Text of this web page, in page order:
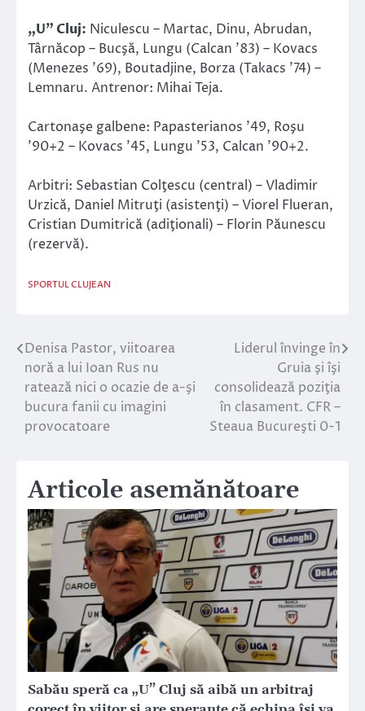
„U” Cluj: Niculescu – Martac, Dinu, Abrudan,
Târnăcop – Bucşă, Lungu (Calcan ’83) – Kovacs
(Menezes ’69), Boutadjine, Borza (Takacs ’74) –
Lemnaru. Antrenor: Mihai Teja.
Cartonaşe galbene: Papasterianos ’49, Roşu
’90+2 – Kovacs ’45, Lungu ’53, Calcan ’90+2.
Arbitri: Sebastian Colţescu (central) – Vladimir
Urzică, Daniel Mitruţi (asistenţi) – Viorel Flueran,
Cristian Dumitrică (adiţionali) – Florin Păunescu
(rezervă).
SPORTUL CLUJEAN
Navigare
în
articole
Denisa Pastor, viitoarea
noră a lui Ioan Rus nu
ratează nici o ocazie de a-şi
bucura fanii cu imagini
provocatoare
Liderul învinge în
Gruia şi îşi
consolidează poziţia
în clasament. CFR –
Steaua Bucureşti 0-1
Articole asemănătoare
Sabău speră ca „U” Cluj să aibă un arbitraj